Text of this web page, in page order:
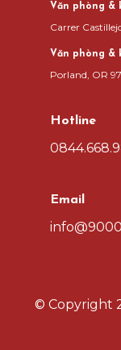
Văn phòng &
Carrer
Văn phòng &
Porland, OR
Hotline
Email
© Copyright